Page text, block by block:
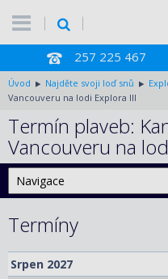
257 225 467
Úvod Najděte svoji loď snů
Vancouveru na lodi Explora III
Termín plaveb:
Vancouveru na
Termíny
Srpen 2027